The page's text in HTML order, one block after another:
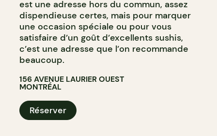
est une adresse hors du commun, assez
dispendieuse certes, mais pour marquer
une occasion spéciale ou pour vous
satisfaire d’un goût d’excellents sushis,
c’est une adresse que l’on recommande
beaucoup.
156 AVENUE LAURIER OUEST
MONTRÉAL
Réserver